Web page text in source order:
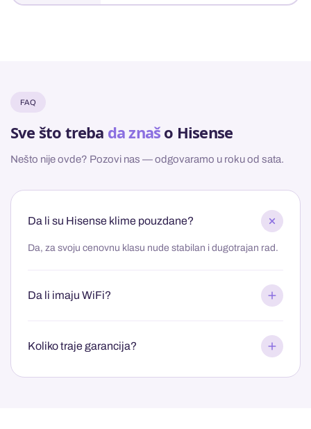
FAQ
Sve što treba da znaš o Hisense
Nešto nije ovde? Pozovi nas — odgovaramo u roku od sata.
Da li su Hisense klime pouzdane?
Da, za svoju cenovnu klasu nude stabilan i dugotrajan rad.
Da li imaju WiFi?
Koliko traje garancija?